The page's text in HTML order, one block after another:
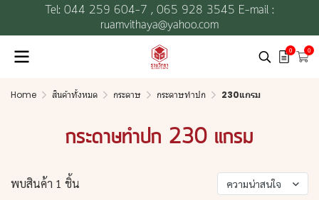
Tel: 044 259 604-7 , 065 928 3545 E-mail :
ruamvithaya@yahoo.com
0 0
Home สินค้าทั้งหมด กระดาษ กระดาษทำปก 230แกรม
กระดาษทำปก 230 แกรม
พบสินค้า 1 ชิ้น ความน่าสนใจ